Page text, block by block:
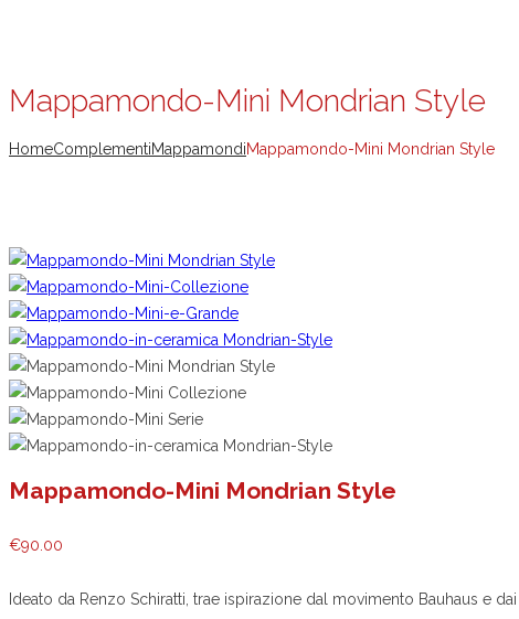
Mappamondo-Mini Mondrian Style
HomeComplementiMappamondiMappamondo-Mini Mondrian Style
Mappamondo-Mini Mondrian Style
€90.00
Ideato da Renzo Schiratti, trae ispirazione dal movimento Bauhaus e